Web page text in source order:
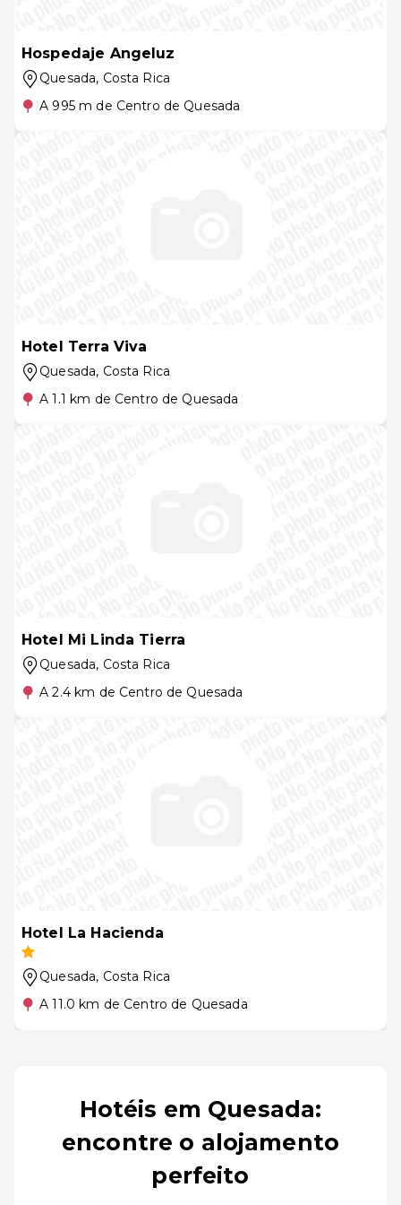
Hospedaje Angeluz
Quesada, Costa Rica
A 995 m de Centro de Quesada
Hotel Terra Viva
Quesada, Costa Rica
A 1.1 km de Centro de Quesada
Hotel Mi Linda Tierra
Quesada, Costa Rica
A 2.4 km de Centro de Quesada
Hotel La Hacienda
Quesada, Costa Rica
A 11.0 km de Centro de Quesada
Hotéis em Quesada:
encontre o alojamento
perfeito